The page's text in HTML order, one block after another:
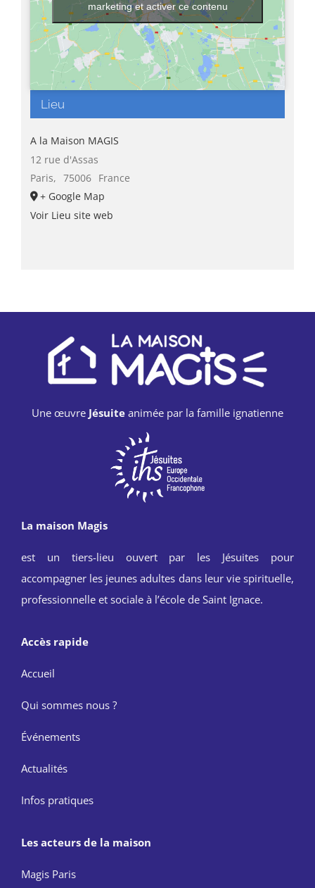
Lieu
A la Maison MAGIS
12 rue d'Assas
Paris, 75006 France
+ Google Map
Voir Lieu site web
marketing et activer ce contenu
Une œuvre Jésuite animée par la famille ignatienne
La maison Magis
est un tiers-lieu ouvert par les Jésuites pour
accompagner les jeunes adultes dans leur vie spirituelle,
professionnelle et sociale à l’école de Saint Ignace.
Accès rapide
Accueil
Qui sommes nous ?
Événements
Actualités
Infos pratiques
Les acteurs de la maison
Magis Paris